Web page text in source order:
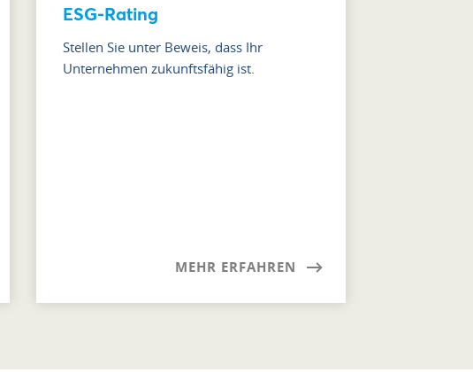
ESG-Rating
Stellen Sie unter Beweis, dass Ihr
Unternehmen zukunftsfähig ist.
MEHR ERFAHREN